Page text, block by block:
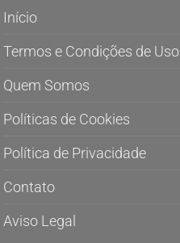
Início
Termos e Condições de Uso
Quem Somos
Políticas de Cookies
Política de Privacidade
Contato
Aviso Legal